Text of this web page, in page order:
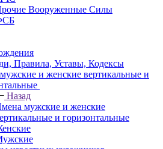
Вооруженные Силы
Правила, Уставы, Кодексы
и женские вертикальные и
Назад
мужские и женские
и горизонтальные